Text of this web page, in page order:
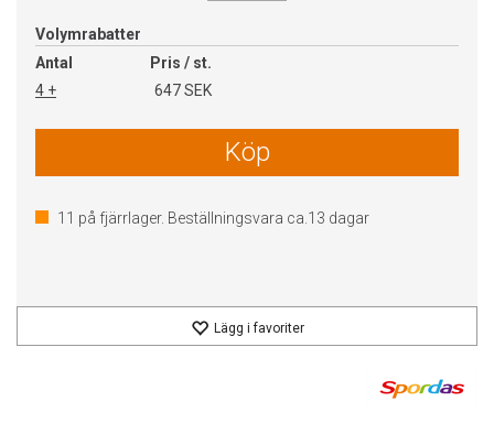
Volymrabatter
Antal
Pris / st.
4 +
647 SEK
Köp
11 på fjärrlager. Beställningsvara ca. 13 dagar
Lägg i favoriter